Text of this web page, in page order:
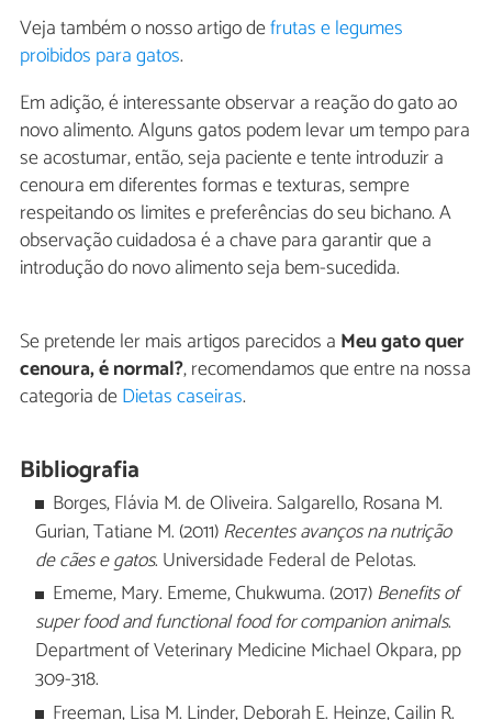
Veja também o nosso artigo defrutas e legumes
proibidos para gatos.
Em adição, é interessante observar a reação do gato ao
novo alimento. Alguns gatos podem levar um tempo para
se acostumar, então, seja paciente e tente introduzir a
cenoura em diferentes formas e texturas, sempre
respeitando os limites e preferências do seu bichano. A
observação cuidadosa é a chave para garantir que a
introdução do novo alimento seja bem-sucedida.
Se pretende ler mais artigos parecidos a Meu gato quer
cenoura, é normal?, recomendamos que entre na nossa
categoria deDietas caseiras.
Bibliografia
Borges, Flávia M. de Oliveira. Salgarello, Rosana M.
Gurian, Tatiane M. (2011)Recentes avanços na nutrição
de cães e gatos. Universidade Federal de Pelotas.
Ememe, Mary. Ememe, Chukwuma. (2017)Benefits of
super food and functional food for companion animals.
Department of Veterinary Medicine Michael Okpara, pp
309-318.